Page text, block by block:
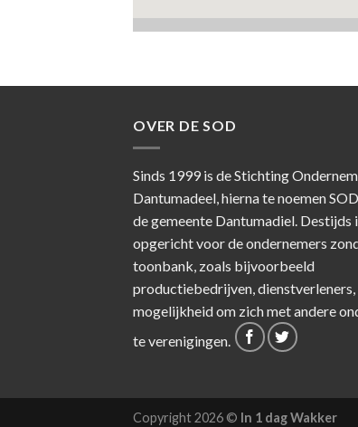
OVER DE SOD
Sinds 1999 is de Stichting
Dantumadeel, hierna te noemen
de gemeente Dantumadiel. Destijds
opgericht voor de ondernemers
toonbank, zoals bijvoorbeeld
productiebedrijven, dienstverleners,
mogelijkheid om zich met andere
te verenigingen.
Copyright 2026 © In 1 dag Wakker